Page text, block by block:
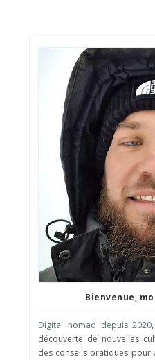
Bienvenue,
Digital nomad depuis 2020
découverte de nouvelles
des conseils pratiques